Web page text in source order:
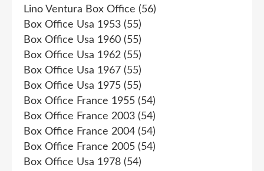
Lino Ventura Box Office (56)
Box Office Usa 1953 (55)
Box Office Usa 1960 (55)
Box Office Usa 1962 (55)
Box Office Usa 1967 (55)
Box Office Usa 1975 (55)
Box Office France 1955 (54)
Box Office France 2003 (54)
Box Office France 2004 (54)
Box Office France 2005 (54)
Box Office Usa 1978 (54)